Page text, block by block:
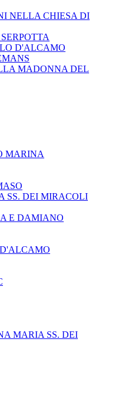
NELLA CHIESA DI
D'ALCAMO
MADONNA DEL
MARINA
SS. DEI MIRACOLI
E DAMIANO
MARIA SS. DEI